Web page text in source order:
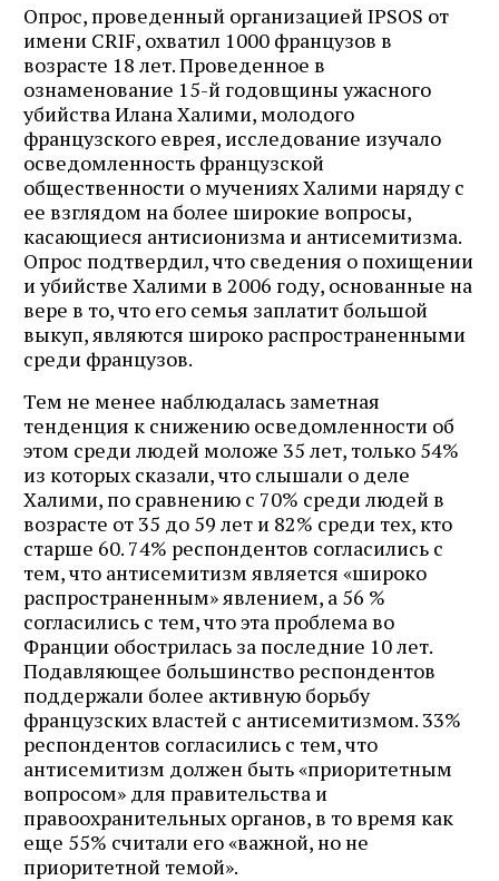
Опрос, проведенный организацией IPSOS от
имени CRIF, охватил 1000 французов в
возрасте 18 лет. Проведенное в
ознаменование 15-й годовщины ужасного
убийства Илана Халими, молодого
французского еврея, исследование изучало
осведомленность французской
общественности о мучениях Халими наряду с
ее взглядом на более широкие вопросы,
касающиеся антисионизма и антисемитизма.
Опрос подтвердил, что сведения о похищении
и убийстве Халими в 2006 году, основанные на
вере в то, что его семья заплатит большой
выкуп, являются широко распространенными
среди французов.
Тем не менее наблюдалась заметная
тенденция к снижению осведомленности об
этом среди людей моложе 35 лет, только 54%
из которых сказали, что слышали о деле
Халими, по сравнению с 70% среди людей в
возрасте от 35 до 59 лет и 82% среди тех, кто
старше 60. 74% респондентов согласились с
тем, что антисемитизм является «широко
распространенным» явлением, а 56 %
согласились с тем, что эта проблема во
Франции обострилась за последние 10 лет.
Подавляющее большинство респондентов
поддержали более активную борьбу
французских властей с антисемитизмом. 33%
респондентов согласились с тем, что
антисемитизм должен быть «приоритетным
вопросом» для правительства и
правоохранительных органов, в то время как
еще 55% считали его «важной, но не
приоритетной темой».